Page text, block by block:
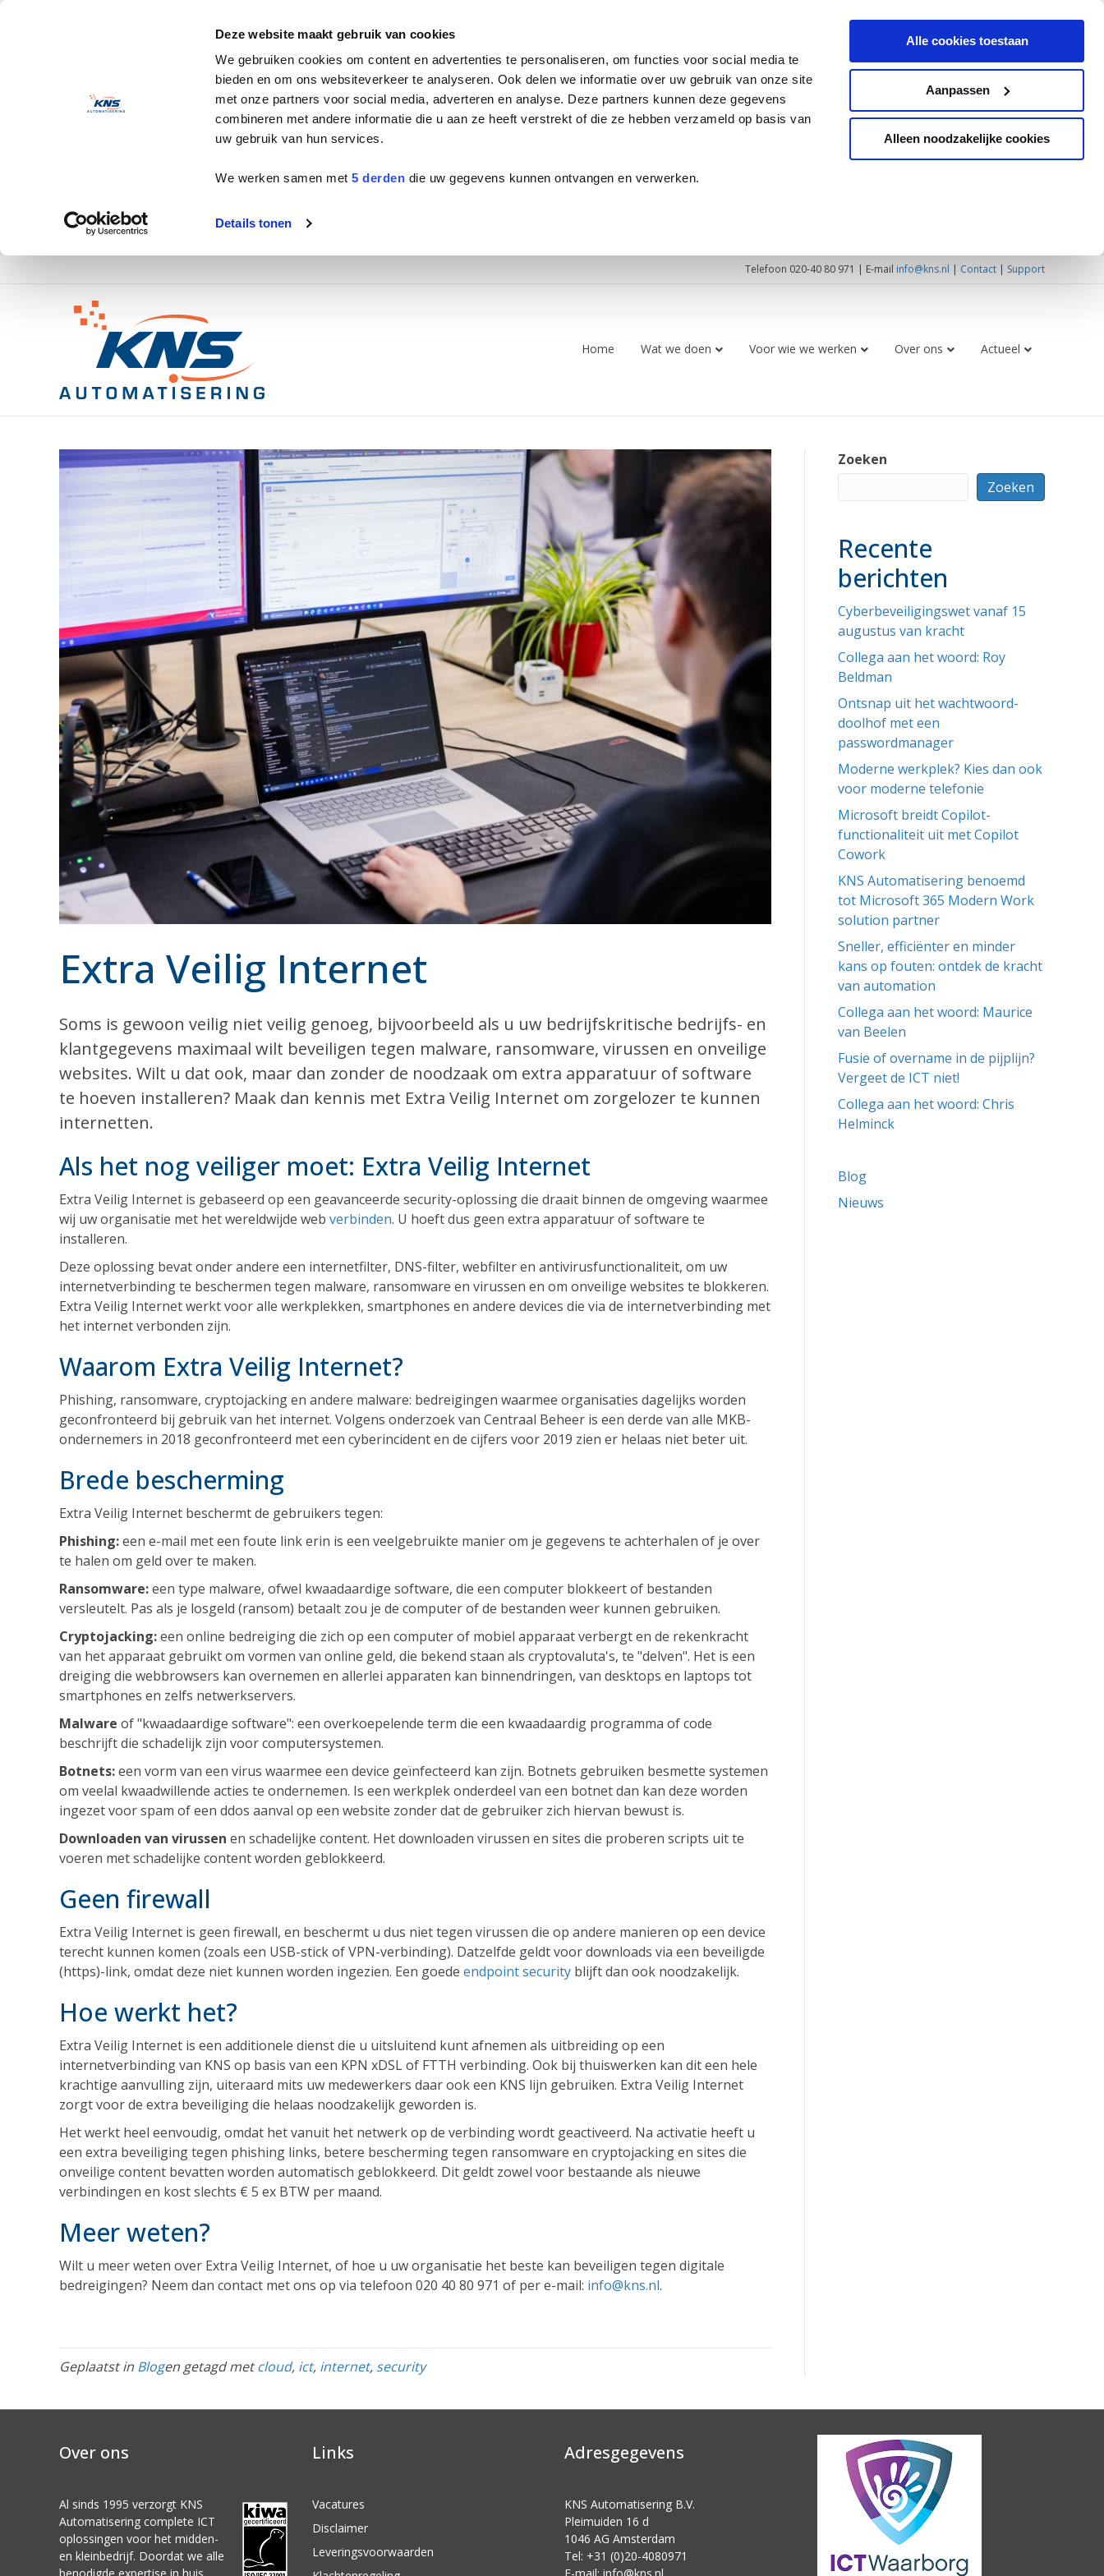
Deze website maakt gebruik van cookies
We gebruiken cookies om content en advertenties te personaliseren, om functies voor social media te
bieden en om ons websiteverkeer te analyseren. Ook delen we informatie over uw gebruik van onze site
met onze partners voor social media, adverteren en analyse. Deze partners kunnen deze gegevens
combineren met andere informatie die u aan ze heeft verstrekt of die ze hebben verzameld op basis van
uw gebruik van hun services.
We werken samen met5 derden die uw gegevens kunnen ontvangen en verwerken.
Details tonen
Alle cookies toestaan
Aanpassen
Alleen noodzakelijke cookies
Telefoon 020-40 80 971 | E-mail info@kns.nl | Contact | Support
Home Wat we doen Voor wie we werken Over ons Actueel
Extra Veilig Internet
Soms is gewoon veilig niet veilig genoeg, bijvoorbeeld als u uw bedrijfskritische bedrijfs- en
klantgegevens maximaal wilt beveiligen tegen malware, ransomware, virussen en onveilige
websites. Wilt u dat ook, maar dan zonder de noodzaak om extra apparatuur of software
te hoeven installeren? Maak dan kennis met Extra Veilig Internet om zorgelozer te kunnen
internetten.
Als het nog veiliger moet: Extra Veilig Internet
Extra Veilig Internet is gebaseerd op een geavanceerde security-oplossing die draait binnen de omgeving waarmee
wij uw organisatie met het wereldwijde web verbinden. U hoeft dus geen extra apparatuur of software te
installeren.
Deze oplossing bevat onder andere een internetfilter, DNS-filter, webfilter en antivirusfunctionaliteit, om uw
internetverbinding te beschermen tegen malware, ransomware en virussen en om onveilige websites te blokkeren.
Extra Veilig Internet werkt voor alle werkplekken, smartphones en andere devices die via de internetverbinding met
het internet verbonden zijn.
Waarom Extra Veilig Internet?
Phishing, ransomware, cryptojacking en andere malware: bedreigingen waarmee organisaties dagelijks worden
geconfronteerd bij gebruik van het internet. Volgens onderzoek van Centraal Beheer is een derde van alle MKB-
ondernemers in 2018 geconfronteerd met een cyberincident en de cijfers voor 2019 zien er helaas niet beter uit.
Brede bescherming
Extra Veilig Internet beschermt de gebruikers tegen:
Phishing:een e-mail met een foute link erin is een veelgebruikte manier om je gegevens te achterhalen of je over
te halen om geld over te maken.
Ransomware:een type malware, ofwel kwaadaardige software, die een computer blokkeert of bestanden
versleutelt. Pas als je losgeld (ransom) betaalt zou je de computer of de bestanden weer kunnen gebruiken.
Cryptojacking:een online bedreiging die zich op een computer of mobiel apparaat verbergt en de rekenkracht
van het apparaat gebruikt om vormen van online geld, die bekend staan als cryptovaluta's, te "delven". Het is een
dreiging die webbrowsers kan overnemen en allerlei apparaten kan binnendringen, van desktops en laptops tot
smartphones en zelfs netwerkservers.
Malware of "kwaadaardige software": een overkoepelende term die een kwaadaardig programma of code
beschrijft die schadelijk zijn voor computersystemen.
Botnets:een vorm van een virus waarmee een device geïnfecteerd kan zijn. Botnets gebruiken besmette systemen
om veelal kwaadwillende acties te ondernemen. Is een werkplek onderdeel van een botnet dan kan deze worden
ingezet voor spam of een ddos aanval op een website zonder dat de gebruiker zich hiervan bewust is.
Downloaden van virussen en schadelijke content. Het downloaden virussen en sites die proberen scripts uit te
voeren met schadelijke content worden geblokkeerd.
Geen firewall
Extra Veilig Internet is geen firewall, en beschermt u dus niet tegen virussen die op andere manieren op een device
terecht kunnen komen (zoals een USB-stick of VPN-verbinding). Datzelfde geldt voor downloads via een beveiligde
(https)-link, omdat deze niet kunnen worden ingezien. Een goede endpoint security blijft dan ook noodzakelijk.
Hoe werkt het?
Extra Veilig Internet is een additionele dienst die u uitsluitend kunt afnemen als uitbreiding op een
internetverbinding van KNS op basis van een KPN xDSL of FTTH verbinding. Ook bij thuiswerken kan dit een hele
krachtige aanvulling zijn, uiteraard mits uw medewerkers daar ook een KNS lijn gebruiken. Extra Veilig Internet
zorgt voor de extra beveiliging die helaas noodzakelijk geworden is.
Het werkt heel eenvoudig, omdat het vanuit het netwerk op de verbinding wordt geactiveerd. Na activatie heeft u
een extra beveiliging tegen phishing links, betere bescherming tegen ransomware en cryptojacking en sites die
onveilige content bevatten worden automatisch geblokkeerd. Dit geldt zowel voor bestaande als nieuwe
verbindingen en kost slechts € 5 ex BTW per maand.
Meer weten?
Wilt u meer weten over Extra Veilig Internet, of hoe u uw organisatie het beste kan beveiligen tegen digitale
bedreigingen? Neem dan contact met ons op via telefoon 020 40 80 971 of per e-mail: info@kns.nl.
Geplaatst in Blogen getagd metcloud, ict, internet, security
Zoeken
Zoeken
Recente
berichten
Cyberbeveiligingswet vanaf 15
augustus van kracht
Collega aan het woord: Roy
Beldman
Ontsnap uit het wachtwoord-
doolhof met een
passwordmanager
Moderne werkplek? Kies dan ook
voor moderne telefonie
Microsoft breidt Copilot-
functionaliteit uit met Copilot
Cowork
KNS Automatisering benoemd
tot Microsoft 365 Modern Work
solution partner
Sneller, efficiënter en minder
kans op fouten: ontdek de kracht
van automation
Collega aan het woord: Maurice
van Beelen
Fusie of overname in de pijplijn?
Vergeet de ICT niet!
Collega aan het woord: Chris
Helminck
Blog
Nieuws
Over ons
Al sinds 1995 verzorgt KNS
Automatisering complete ICT
oplossingen voor het midden-
en kleinbedrijf. Doordat we alle
benodigde expertise in huis
Links
Vacatures
Disclaimer
Leveringsvoorwaarden
Adresgegevens
KNS Automatisering B.V.
Pleimuiden 16 d
1046 AG Amsterdam
Tel: +31 (0)20-4080971
E-mail: info@kns.nl